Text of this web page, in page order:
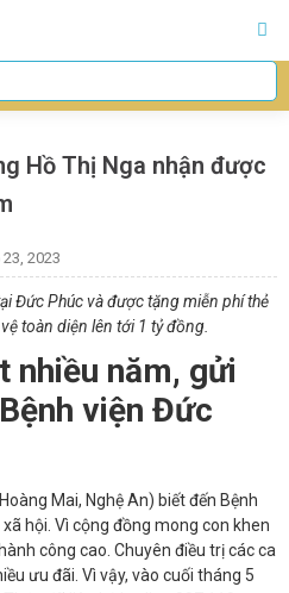
Hồ Thị Nga nhận được
2023
Đức Phúc và được tặng miễn phí thẻ
toàn diện lên tới 1 tỷ đồng.
nhiều năm, gửi
viện Đức
Mai, Nghệ An) biết đến Bệnh
hội. Vì cộng đồng mong con khen
công cao. Chuyên điều trị các ca
ưu đãi. Vì vậy, vào cuối tháng 5